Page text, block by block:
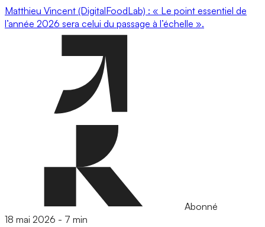
Matthieu Vincent (DigitalFoodLab) : « Le point essentiel de
l’année 2026 sera celui du passage à l’échelle ».
Abonné
18 mai 2026 - 7 min